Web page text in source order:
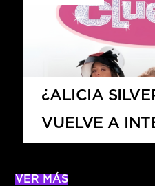
¿ALICIA
VUELVE A
VER MÁS